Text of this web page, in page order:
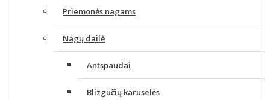
Priemonės nagams
Nagų dailė
Antspaudai
Blizgučių karuselės